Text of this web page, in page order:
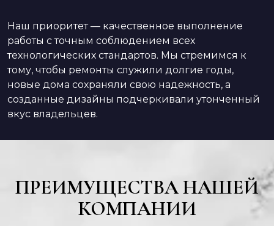
Наш приоритет — качественное выполнение
работы с точным соблюдением всех
технологических стандартов. Мы стремимся к
тому, чтобы ремонты служили долгие годы,
новые дома сохраняли свою надежность, а
созданные дизайны подчеркивали утонченный
вкус владельцев.
ПРЕИМУЩЕСТВА НАШЕЙ
КОМПАНИИ